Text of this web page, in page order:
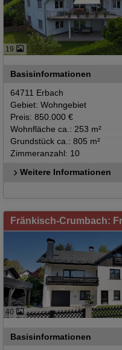
19
Basisinformationen
64711 Erbach
Gebiet: Wohngebiet
Preis: 850.000 €
Wohnfläche ca.: 253 m²
Grundstück ca.: 805 m²
Zimmeranzahl: 10
Weitere Informationen
40
Basisinformationen